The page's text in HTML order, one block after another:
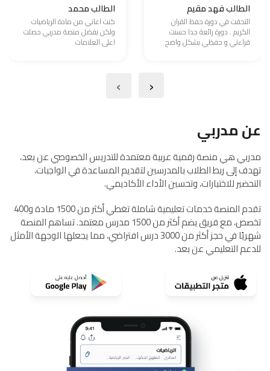
الطالب فهد مقيم
التحقت في دورة حفظ القران
الكريم . دورة رائعة جدا حسنت
قراءتي و حفظي بشكل واضح
الطالب محمد
كنت اعاني من مادة الرياضيات
ولكن بفضل منصة مدربي حصلت
اعلى العلامات
‹
›
عن مدربي
مدربي هي منصة رقمية عربية معتمدة للتدريس الخصوصي عن بعد،
تهدف إلى ربط الطلاب بالمدرسين لتقديم المساعدة في الواجبات،
التحضير للاختبارات، وتحسين الأداء الأكاديمي.
تقدم المنصة خدمات تعليمية شاملة تغطي أكثر من 1500 مادة و400
تخصص، مع فريق يضم أكثر من 1500 مدرس معتمد. تساهم المنصة
شهريًا في حجز أكثر من 3000 درس افتراضي، مما يجعلها الوجهة الأمثل
للدعم التعليمي عن بعد.